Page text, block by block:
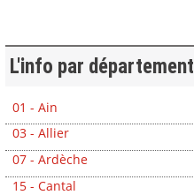
L'info par département
01 - Ain
03 - Allier
07 - Ardèche
15 - Cantal